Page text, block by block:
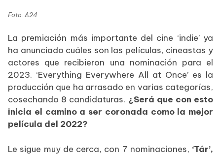
Foto: A24
La premiación más importante del cine ‘indie’ ya
ha anunciado cuáles son las películas, cineastas y
actores que recibieron una nominación para el
2023. ‘Everything Everywhere All at Once’ es la
producción que ha arrasado en varias categorías,
cosechando 8 candidaturas. ¿Será que con esto
inicia el camino a ser coronada como la mejor
película del 2022?
Le sigue muy de cerca, con 7 nominaciones, ‘Tár’,